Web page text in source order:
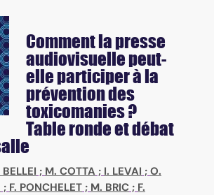
Comment la presse
audiovisuelle peut-
elle participer à la
prévention des
toxicomanies ?
Table ronde et débat
; M. COTTA ; I. LEVAI ; O.
; F. PONCHELET ; M. BRIC ; F.